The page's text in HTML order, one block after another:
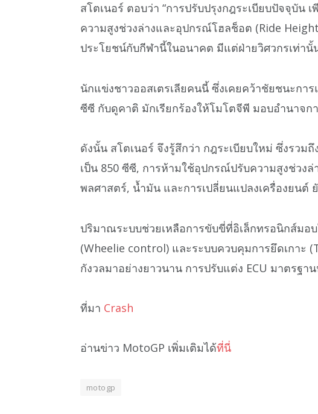
สโตเนอร์ ตอบว่า “การปรับปรุงกฎระเบียบปัจจุบัน
ความสูงช่วงล่างและอุปกรณ์โฮลช็อต (Ride
ประโยชน์กับกีฬานี้ในอนาคต มีแต่ฝ่ายวิศวกรเท่านั้
นักแข่งชาวออสเตรเลียคนนี้ ซึ่งเคยคว้าชัยชนะก
ซีซี กับดูคาติ มักเรียกร้องให้โมโตจีพี มอบอำนาจ
ดังนั้น สโตเนอร์ จึงรู้สึกว่า กฎระเบียบใหม่ ซึ่งรวม
เป็น 850 ซีซี, การห้ามใช้อุปกรณ์ปรับความสูงช่วง
พลศาสตร์, น้ำมัน และการเปลี่ยนแปลงเครื่องยนต์
ปริมาณระบบช่วยเหลือการขับขี่ที่อิเล็กทรอนิกส์มอ
(Wheelie control) และระบบควบคุมการยึดเกาะ
กังวลมาอย่างยาวนาน การปรับแต่ง ECU มาตรฐา
ที่มา Crash
อ่านข่าว MotoGP เพิ่มเติมได้ที่นี่
motogp